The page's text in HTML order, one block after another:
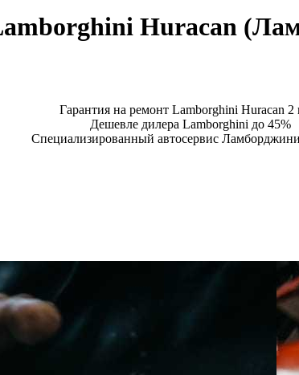
Huracan
Гарантия на ремонт Lamborghini Huracan 2
Дешевле дилера Lamborghini до 45%
Специализированный автосервис